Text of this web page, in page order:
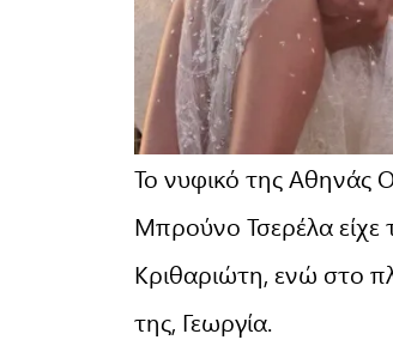
Το νυφικό της Αθηνάς
Μπρούνο Τσερέλα είχε
Κριθαριώτη, ενώ στο
της, Γεωργία.